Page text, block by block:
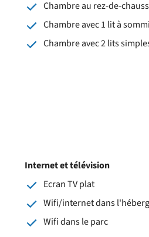
Chambre au rez-de-
Chambre avec 1 lit à
Chambre avec 2 lits
Internet et télévision
Ecran TV plat
Wifi/internet dans
Wifi dans le parc